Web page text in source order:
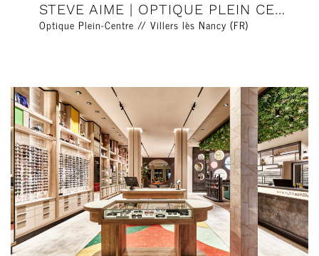
STEVE AIME | OPTIQUE PLEIN CENTRE // VILLERS LÈS NANCY (FR)
Optique Plein-Centre // Villers lès Nancy (FR)